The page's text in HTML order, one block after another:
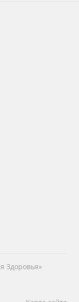
Здоровья»